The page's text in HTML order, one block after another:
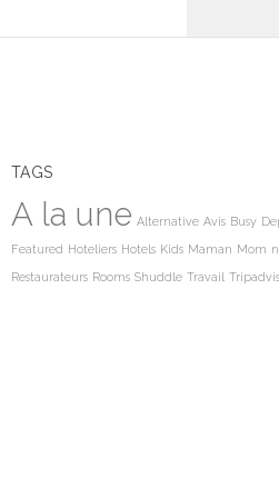
TAGS
A la une Alternative Avis Busy
Featured Hoteliers Hotels Kids Maman Mom
Restaurateurs Rooms Shuddle Travail